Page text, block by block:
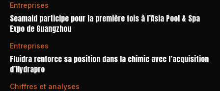
Entreprises
Seamaid participe pour la première fois à l’Asia Pool & Spa
Expo de Guangzhou
Entreprises
Fluidra renforce sa position dans la chimie avec l’acquisition
d’Hydrapro
Chiffres et analyses